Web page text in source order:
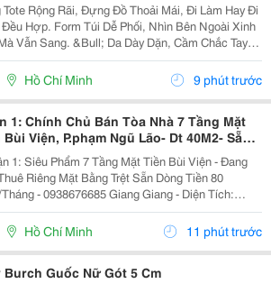
Tote Rộng Rãi, Đựng Đồ Thoải Mái, Đi Làm Hay Đi
Hợp. Form Túi Dễ Phối, Nhìn Bên Ngoài Xinh
&Bull; Da Dày Dặn, Cầm Chắc Tay
Hoạ Tiết Dập Nổi Sắc Nét, Nhìn Rất Đẹp &Bull;
Keychain Gấu Cực Xinh &Bull; Full Box...
Hồ Chí Minh 9 phút trước
1: Chính Chủ Bán Tòa Nhà 7 Tầng Mặt
Viện, P.phạm Ngũ Lão- Dt 40M2- Sẵn
Tầng Trệt 80Tr/Th- Vị Trí Vip Nhất
1: Siêu Phẩm 7 Tầng Mặt Tiền Bùi Viện - Đang
Riêng Mặt Bằng Trệt Sẵn Dòng Tiền 80
- 0938676685 Giang Giang - Diện Tích:
- Ngang 2,85M Nở Hậu 5,55M * 11M. - Kết Cấu: 7
- Sân Thượng - Sẵn 11 Phòng Dịch Vụ - 12...
Hồ Chí Minh 11 phút trước
Burch Guốc Nữ Gót 5 Cm